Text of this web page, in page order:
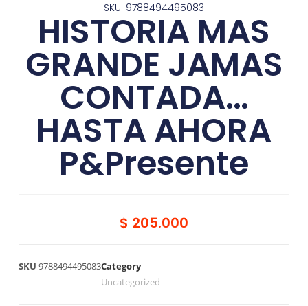
SKU: 9788494495083
HISTORIA MAS
GRANDE JAMAS
CONTADA…
HASTA AHORA
P&Presente
$ 205.000
SKU 9788494495083Category
Uncategorized